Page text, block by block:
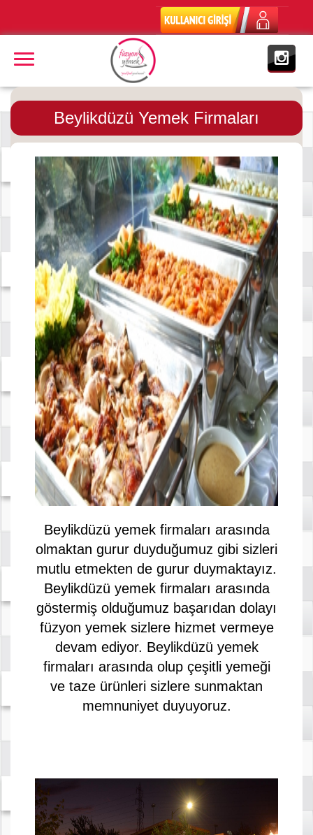
Beylikdüzü Yemek Firmaları
Beylikdüzü yemek firmaları arasında
olmaktan gurur duyduğumuz gibi sizleri
mutlu etmekten de gurur duymaktayız.
Beylikdüzü yemek firmaları arasında
göstermiş olduğumuz başarıdan dolayı
füzyon yemek sizlere hizmet vermeye
devam ediyor. Beylikdüzü yemek
firmaları arasında olup çeşitli yemeği
ve taze ürünleri sizlere sunmaktan
memnuniyet duyuyoruz.